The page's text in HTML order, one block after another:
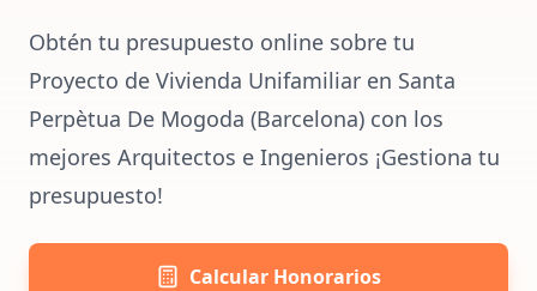
Obtén tu presupuesto online sobre tu
Proyecto de Vivienda Unifamiliar en Santa
Perpètua De Mogoda (Barcelona) con los
mejores Arquitectos e Ingenieros ¡Gestiona tu
presupuesto!
Calcular Honorarios